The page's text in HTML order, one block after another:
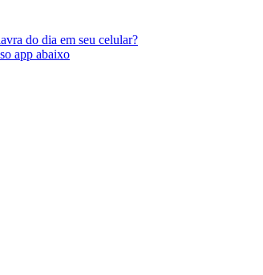
do dia em seu celular?
app abaixo